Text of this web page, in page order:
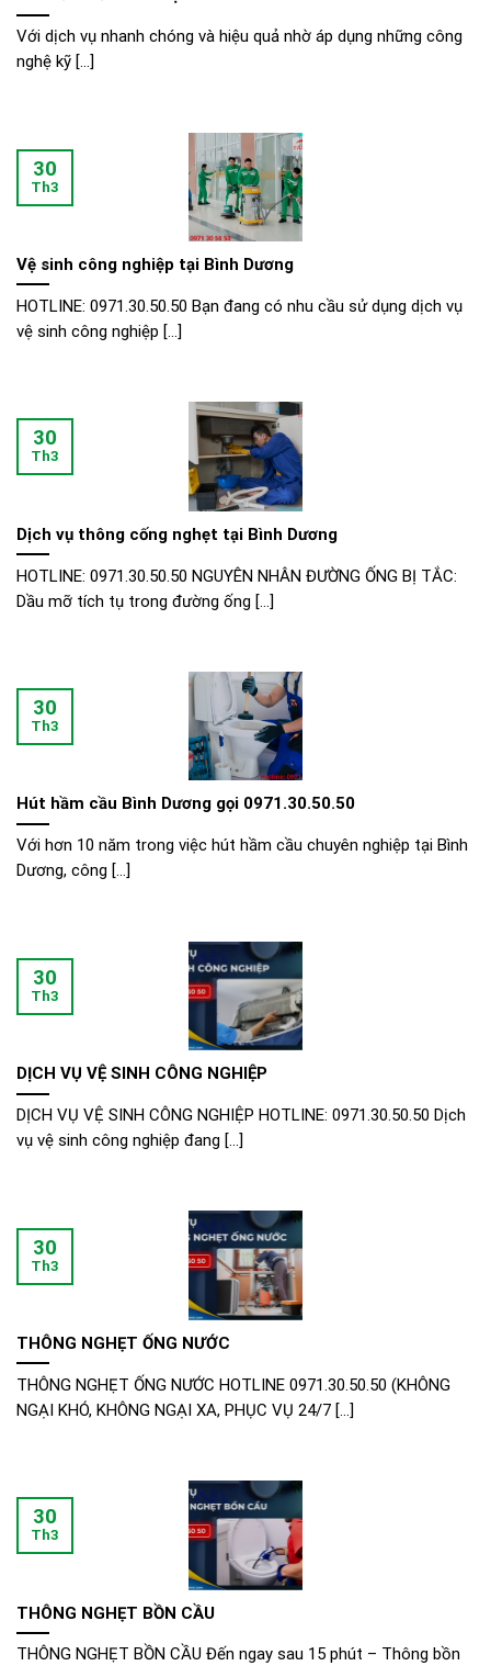
Với dịch vụ nhanh chóng và hiệu quả nhờ áp dụng những công
nghệ kỹ [...]
Vệ sinh công nghiệp tại Bình Dương
HOTLINE: 0971.30.50.50 Bạn đang có nhu cầu sử dụng dịch vụ
vệ sinh công nghiệp [...]
30
Th3
Dịch vụ thông cống nghẹt tại Bình Dương
HOTLINE: 0971.30.50.50 NGUYÊN NHÂN ĐƯỜNG ỐNG BỊ TẮC:
Dầu mỡ tích tụ trong đường ống [...]
30
Th3
Hút hầm cầu Bình Dương gọi 0971.30.50.50
Với hơn 10 năm trong việc hút hầm cầu chuyên nghiệp tại Bình
Dương, công [...]
30
Th3
DỊCH VỤ VỆ SINH CÔNG NGHIỆP
DỊCH VỤ VỆ SINH CÔNG NGHIỆP HOTLINE: 0971.30.50.50 Dịch
vụ vệ sinh công nghiệp đang [...]
30
Th3
THÔNG NGHẸT ỐNG NƯỚC
THÔNG NGHẸT ỐNG NƯỚC HOTLINE 0971.30.50.50 (KHÔNG
NGẠI KHÓ, KHÔNG NGẠI XA, PHỤC VỤ 24/7 [...]
30
Th3
THÔNG NGHẸT BỒN CẦU
THÔNG NGHẸT BỒN CẦU Đến ngay sau 15 phút – Thông bồn
30
Th3